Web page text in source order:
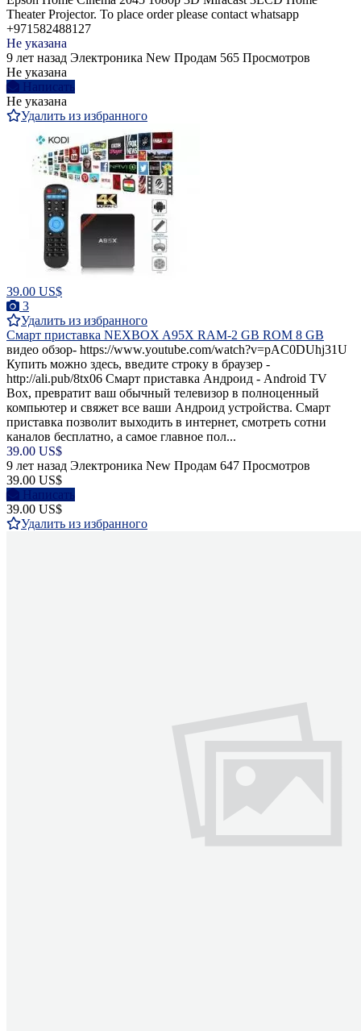
Theater Projector. To place order please contact whatsapp
+971582488127
Не указана
9 лет назад Электроника New Продам 565 Просмотров
Не указана
Написать
Не указана
Удалить из избранного
39.00 US$
3
Удалить из избранного
Смарт приставка NEXBOX A95X RAM-2 GB ROM 8 GB
видео обзор- https://www.youtube.com/watch?v=pAC0DUhj31U
Купить можно здесь, введите строку в браузер -
http://ali.pub/8tx06 Смарт приставка Андроид - Android TV
Box, превратит ваш обычный телевизор в полноценный
компьютер и свяжет все ваши Андроид устройства. Смарт
приставка позволит выходить в интернет, смотреть сотни
каналов бесплатно, а самое главное пол...
39.00 US$
9 лет назад Электроника New Продам 647 Просмотров
39.00 US$
Написать
39.00 US$
Удалить из избранного